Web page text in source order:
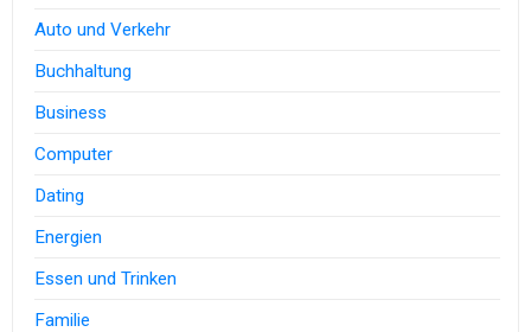
Auto und Verkehr
Buchhaltung
Business
Computer
Dating
Energien
Essen und Trinken
Familie